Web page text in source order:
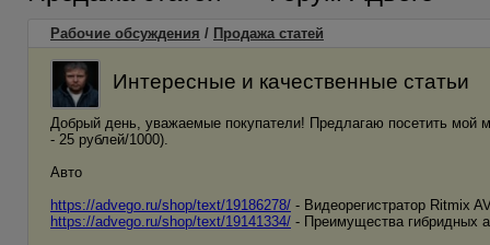
Рабочие обсуждения / Продажа статей
Интересные и качественные статьи
Добрый день, уважаемые покупатели! Предлагаю посетить мой
- 25 рублей/1000).
Авто
https://advego.ru/shop/text/19186278/ - Видеорегистратор Ritmix
https://advego.ru/shop/text/19141334/ - Преимущества гибридных